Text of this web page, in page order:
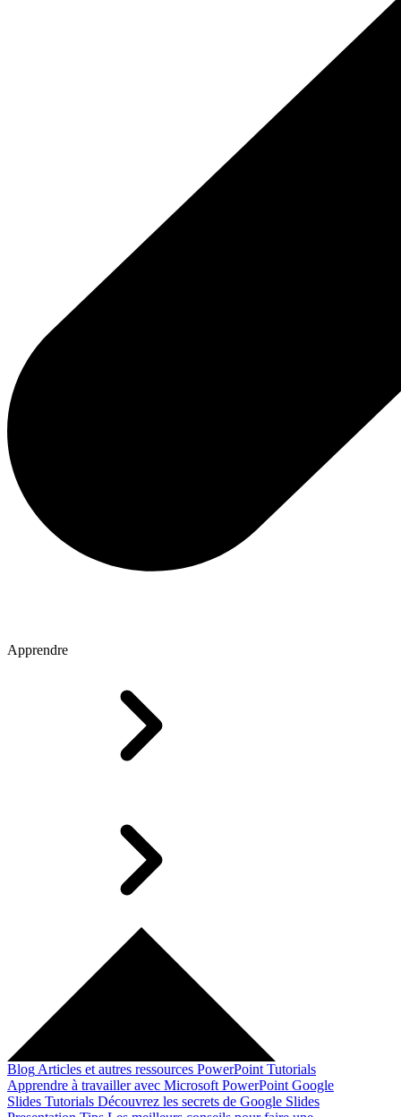
Apprendre
Blog Articles et autres ressources PowerPoint Tutorials
Apprendre à travailler avec Microsoft PowerPoint Google
Slides Tutorials Découvrez les secrets de Google Slides